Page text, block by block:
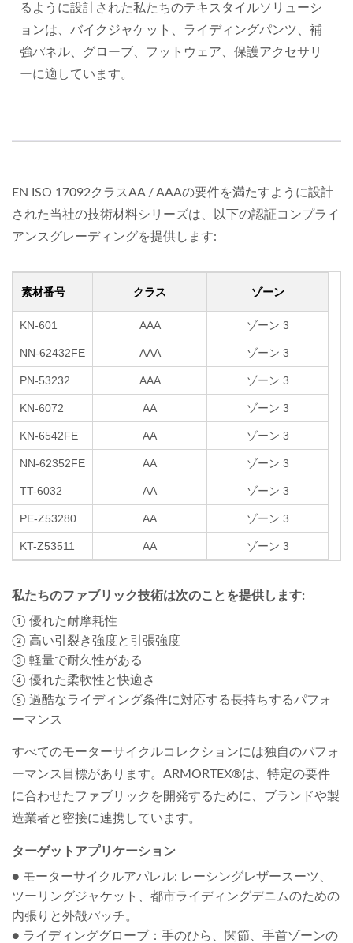
るように設計された私たちのテキスタイルソリューシ
ョンは、バイクジャケット、ライディングパンツ、補
強パネル、グローブ、フットウェア、保護アクセサリ
ーに適しています。
EN ISO 17092クラスAA / AAAの要件を満たすように設計
された当社の技術材料シリーズは、以下の認証コンプライ
アンスグレーディングを提供します:
素材番号 クラス ゾーン
KN-601 AAA ゾーン 3
NN-62432FE AAA ゾーン 3
PN-53232 AAA ゾーン 3
KN-6072 AA ゾーン 3
KN-6542FE AA ゾーン 3
NN-62352FE AA ゾーン 3
TT-6032 AA ゾーン 3
PE-Z53280 AA ゾーン 3
KT-Z53511 AA ゾーン 3
私たちのファブリック技術は次のことを提供します:
① 優れた耐摩耗性
② 高い引裂き強度と引張強度
③ 軽量で耐久性がある
④ 優れた柔軟性と快適さ
⑤ 過酷なライディング条件に対応する長持ちするパフォ
ーマンス
すべてのモーターサイクルコレクションには独自のパフォ
ーマンス目標があります。ARMORTEX®は、特定の要件
に合わせたファブリックを開発するために、ブランドや製
造業者と密接に連携しています。
ターゲットアプリケーション
● モーターサイクルアパレル: レーシングレザースーツ、
ツーリングジャケット、都市ライディングデニムのための
内張りと外殻パッチ。
● ライディンググローブ：手のひら、関節、手首ゾーンの